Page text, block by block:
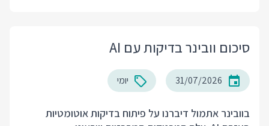
סיכום וובינר בדיקות עם AI
31/07/2026 יומי
בוובינר אתמול דיברנו על פיתוח בדיקות אוטומטיות